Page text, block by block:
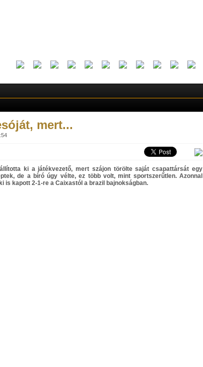
mert...
ki a játékvezető, mert szájon törölte saját csapattársát egy
de a bíró úgy vélte, ez több volt, mint sportszerűtlen. Azonnal
is kapott 2-1-re a Caixastól a brazil bajnokságban.